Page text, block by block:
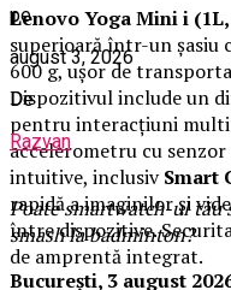
Lenovo Yoga Mini i
superioară într-un șasiu
600 g, ușor de
Dispozitivul include un
pentru interacțiuni
accelerometru cu
intuitive, inclusivSmart
rapidă a imaginilor și
între dispozitive.
de amprentă integrat.
pe
august 3, 2026
De
Razvan
Poate smartwatch-ul tău
smash la badminton?
București, 3 august